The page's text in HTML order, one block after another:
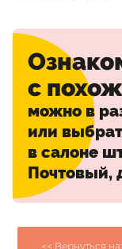
с
можно в
или
в салоне
Почтовый,
<< Вернуться